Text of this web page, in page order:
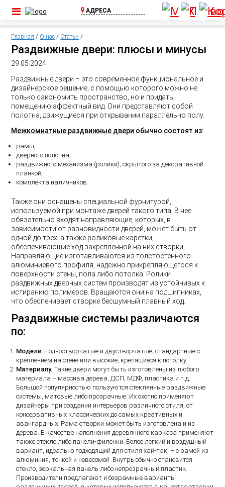
АДРЕСА
1А, пос. Бугры
+7 (812) 640-00-
Выборгское ш.,
д.369, ТЦ Паргос,
2 этаж
+7 (911) 815-02-
25
Главная / О нас / Статьи /
Раздвижные двери: плюсы и минусы
29.05.2024
Раздвижные двери – это современное функциональное и
дизайнерское решение, с помощью которого можно не
только сэкономить пространство, но и придать
помещению эффектный вид. Они представляют собой
полотна, движущиеся при открывании параллельно полу.
Межкомнатные раздвижные двери обычно состоят из:
рамы;
дверного полотна;
раздвижного механизма (ролики), скрытого за декоративной
планкой;
комплекта наличников.
Также они оснащены специальной фурнитурой,
используемой при монтаже дверей такого типа. В нее
обязательно входят направляющие, которых, в
зависимости от разновидности дверей, может быть от
одной до трех, а также роликовые каретки,
обеспечивающие ход закрепленной на них створки.
Направляющие изготавливаются из толстостенного
алюминиевого профиля, надежно прикрепляющегося к
поверхности стены, пола либо потолка. Ролики
раздвижных дверных систем производят из устойчивых к
истиранию полимеров. Вращаются они на подшипниках,
что обеспечивает створке бесшумный плавный ход.
Раздвижные системы различаются
по:
Модели – одностворчатые и двустворчатые; стандартные с
креплением на стене или высокие, крепящиеся к потолку.
Материалу. Такие двери могут быть изготовлены из любого
материала – массива дерева, ДСП, МДФ, пластика и т.д.
Большой популярностью пользуются стеклянные раздвижные
системы, матовые либо прозрачные. Их охотно применяют
дизайнеры при создании интерьеров различного стиля, от
консервативных классических до самых креативных и
авангардных. Рама створки может быть изготовлена и из
дерева. В качестве наполнения деревянного каркаса применяют
также стекло либо панели-филенки. Более легкий и воздушный
вариант, идеально подходящий для стиля хай-тэк, – с рамой из
алюминия, тонкой и невесомой. Внутрь обычно становится
стекло, зеркальная панель либо непрозрачный пластик.
Производители предлагают и безрамные варианты